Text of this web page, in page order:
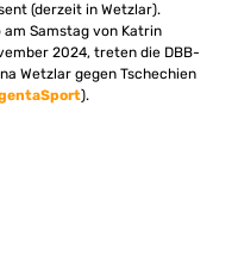
(derzeit in Wetzlar).
Samstag von Katrin
2024, treten die DBB-
Wetzlar gegen Tschechien
).